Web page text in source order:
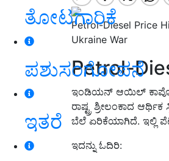
ತೋಟಗಾರಿಕೆ
ಪಶುಸಂಗೋಪನೆ
ಇತರೆ
Petrol-Diesel Price
Ukraine War
Petrol-
ಇಂಡಿಯನ್ ಆಯಿಲ್
ರಾಷ್ಟ್ರ ಶ್ರೀಲಂಕಾದ
ಬೆಲೆ ಏರಿಕೆಯಾಗಿದೆ. ಇಲ್ಲಿ
ಇದನ್ನು ಓದಿರಿ: